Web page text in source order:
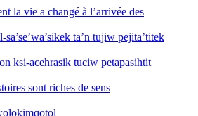
la vie a changé à l’arrivée des
ta’n tujiw pejita’titek
ksi-acehrasik tuciw petapasihtit
sont riches de sens